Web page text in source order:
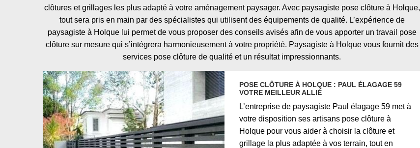
clôtures et grillages les plus adapté à votre aménagement paysager. Avec paysagiste pose clôture à Holque,
tout sera pris en main par des spécialistes qui utilisent des équipements de qualité. L’expérience de
paysagiste à Holque lui permet de vous proposer des conseils avisés afin de vous apporter un travail pose
clôture sur mesure qui s’intégrera harmonieusement à votre propriété. Paysagiste à Holque vous fournit des
services pose clôture de qualité et un résultat impressionnants.
POSE CLÔTURE À HOLQUE : PAUL ÉLAGAGE 59
VOTRE MEILLEUR ALLIÉ
L’entreprise de paysagiste Paul élagage 59 met à
votre disposition ses artisans pose clôture à
Holque pour vous aider à choisir la clôture et
grillage la plus adaptée à vos terrain, tout en